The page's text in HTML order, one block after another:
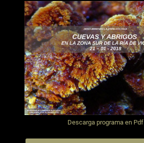
Descarga programa en Pdf